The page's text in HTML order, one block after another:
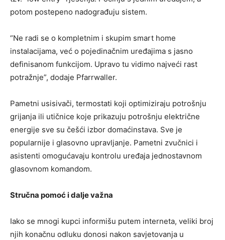
potom postepeno nadograđuju sistem.
“Ne radi se o kompletnim i skupim smart home
instalacijama, već o pojedinačnim uređajima s jasno
definisanom funkcijom. Upravo tu vidimo najveći rast
potražnje”, dodaje Pfarrwaller.
Pametni usisivači, termostati koji optimiziraju potrošnju
grijanja ili utičnice koje prikazuju potrošnju električne
energije sve su češći izbor domaćinstava. Sve je
popularnije i glasovno upravljanje. Pametni zvučnici i
asistenti omogućavaju kontrolu uređaja jednostavnom
glasovnom komandom.
Stručna pomoć i dalje važna
Iako se mnogi kupci informišu putem interneta, veliki broj
njih konačnu odluku donosi nakon savjetovanja u